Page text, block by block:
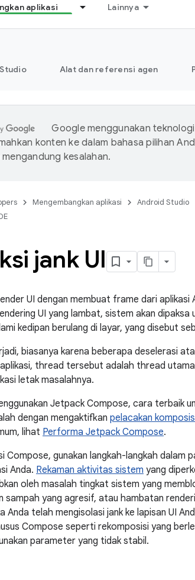
aplikasi Lainnya
Alat dan referensi agen
Google menggunakan
konten ke dalam bahasa pilihan
kesalahan.
Mengembangkan aplikasi
Android Studio
jank UI
UI dengan membuat frame dari aplikasi
UI yang lambat, sistem akan
kedipan berulang di layar, yang disebut
biasanya karena beberapa deselerasi
thread tersebut adalah thread
letak masalahnya.
Jetpack Compose, cara terbaik
dengan mengaktifkan pelacakan
lihat Performa Jetpack Compose.
Compose, gunakan langkah-langkah dalam
Anda. Rekaman aktivitas sistem yang
oleh masalah tingkat sistem yang
sampah yang agresif, atau hambatan
Anda telah mengisolasi jank ke lapisan UI
Compose seperti rekomposisi yang
parameter yang tidak stabil.